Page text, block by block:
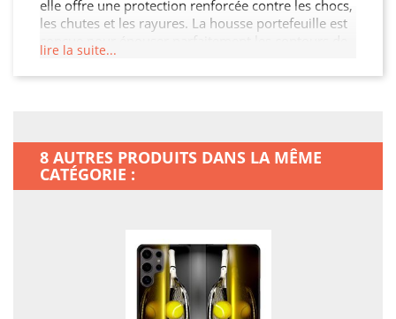
elle offre une protection renforcée contre les chocs,
les chutes et les rayures. La housse portefeuille est
conçue pour épouser parfaitement les contours de
votre Samsung Galaxy S25 ULTRA, garantissant
ainsi une protection sans compromis tout en
lire la suite...
8 AUTRES PRODUITS DANS LA MÊME
CATÉGORIE :